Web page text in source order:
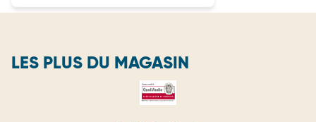
LES PLUS DU MAGASIN